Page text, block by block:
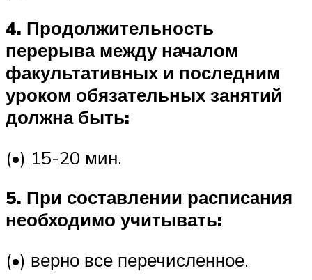
4. Продолжительность
перерыва между началом
факультативных и последним
уроком обязательных занятий
должна быть:
(•) 15-20 мин.
5. При составлении расписания
необходимо учитывать:
(•) верно все перечисленное.